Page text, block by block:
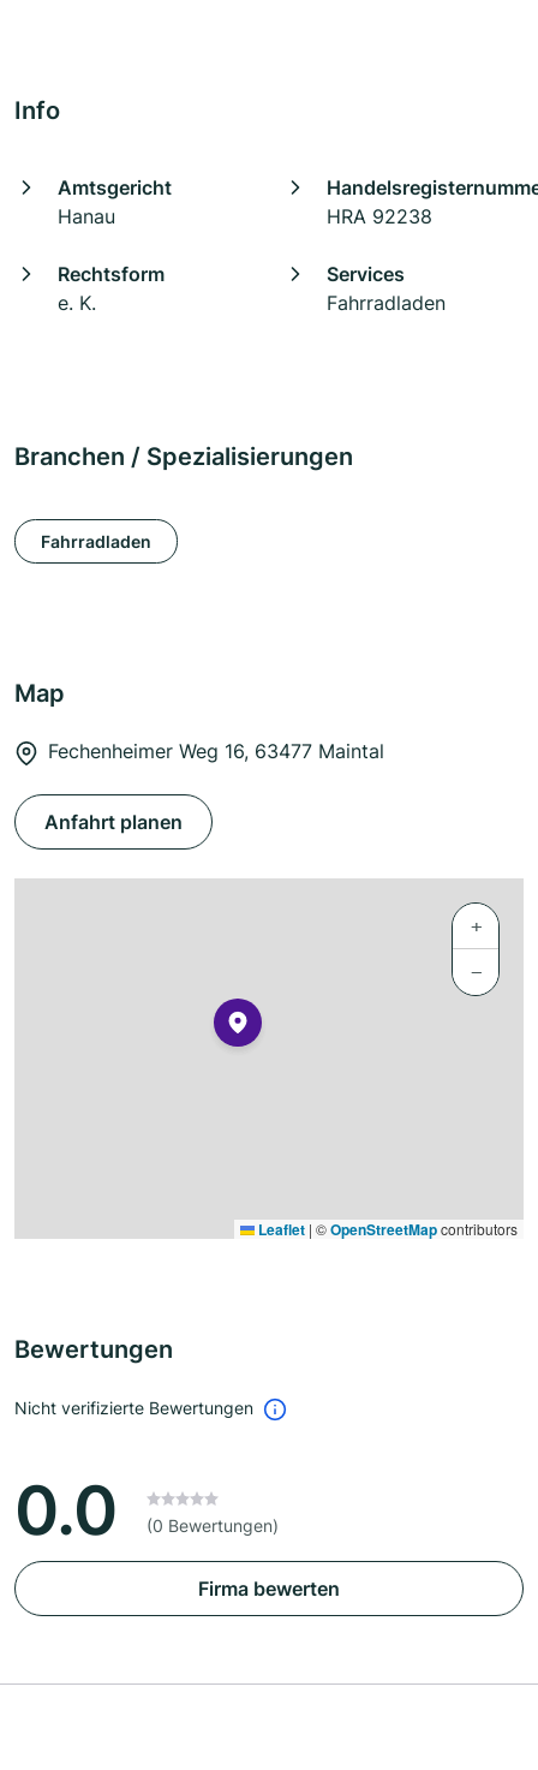
Info
Amtsgericht
Hanau
HRA 92238
Rechtsform
e. K.
Services
Fahrradladen
Branchen / Spezialisierungen
Fahrradladen
Map
Fechenheimer Weg 16, 63477 Maintal
Anfahrt planen
+
−
Leaflet | ©OpenStreetMapcontributors
Bewertungen
Nicht verifizierte Bewertungen
0.0 (0 Bewertungen)
Firma bewerten